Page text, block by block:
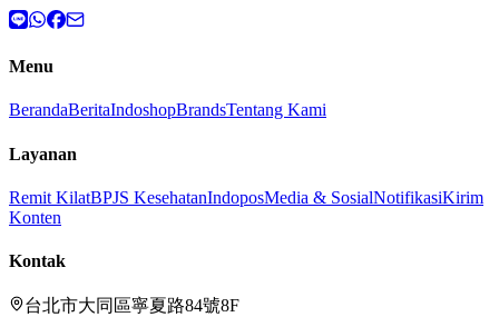
Menu
BerandaBeritaIndoshopBrandsTentang Kami
Layanan
Remit KilatBPJS KesehatanIndoposMedia & SosialNotifikasiKirim
Konten
Kontak
台北市大同區寧夏路84號8F